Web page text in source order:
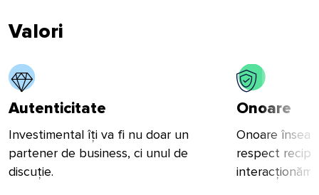
Valori
Autenticitate
Investimental îți va fi nu doar un
partener de business, ci unul de
discuție.
Onoare
Onoare
respect
interacționăm.